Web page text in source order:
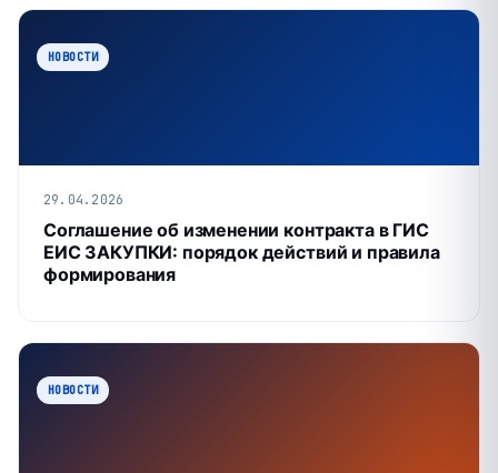
НОВОСТИ
29.04.2026
Соглашение об изменении контракта в ГИС
ЕИС ЗАКУПКИ: порядок действий и правила
формирования
НОВОСТИ